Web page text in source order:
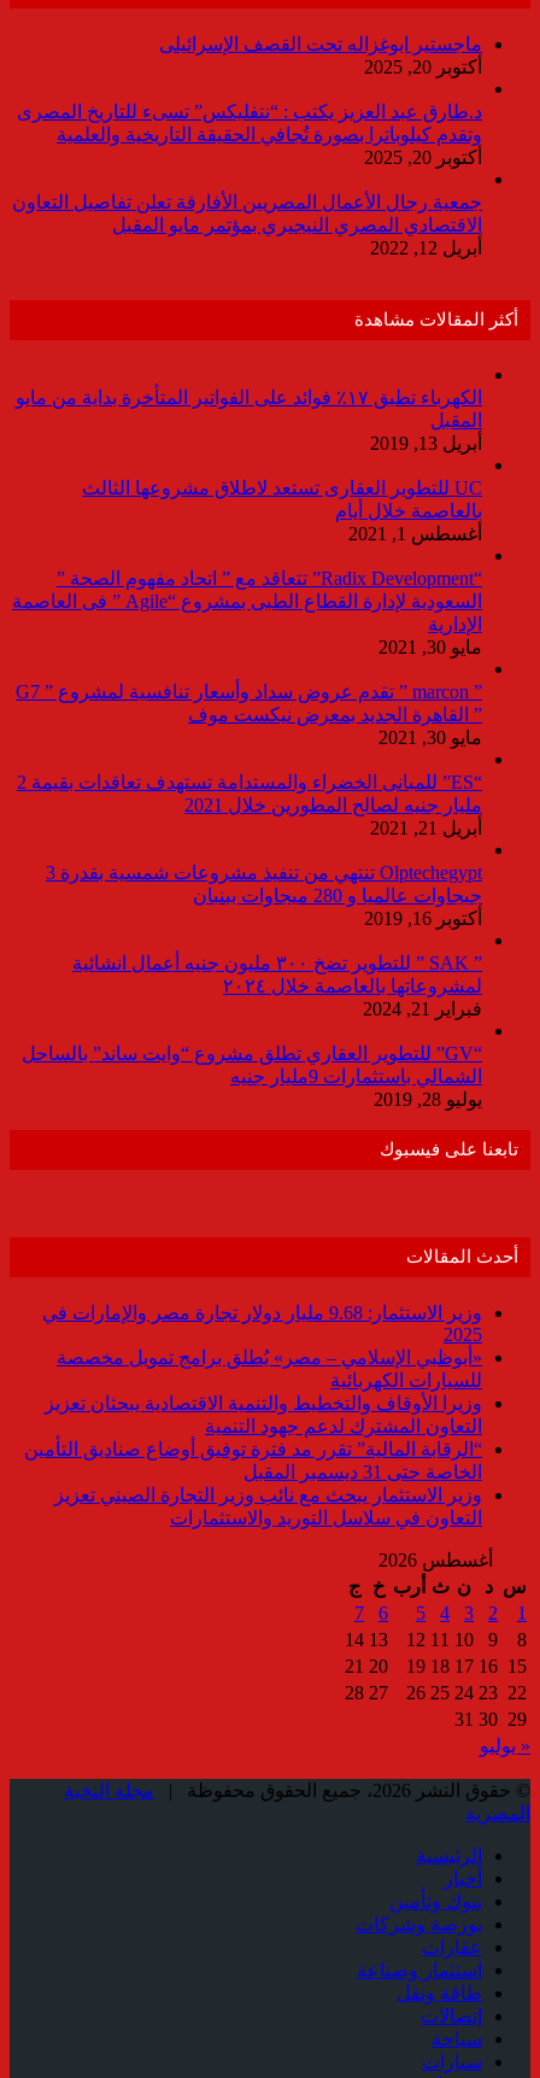
ماجستير ابوغزاله تحت القصف الإسرائيلى
أكتوبر 20, 2025
د.طارق عبد العزيز يكتب : “نتفليكس” تسىء للتاريخ المصرى
وتقدم كيلوباترا بصورة تُجافي الحقيقة التاريخية والعلمية
أكتوبر 20, 2025
جمعية رجال الأعمال المصريين الأفارقة تعلن تفاصيل التعاون
الاقتصادي المصري النيجيري بمؤتمر مايو المقبل
أبريل 12, 2022
أكثر المقالات مشاهدة
الكهرباء تطبق ١٧٪ فوائد على الفواتير المتأخرة بداية من مايو
المقبل
أبريل 13, 2019
UC للتطوير العقارى تستعد لاطلاق مشروعها الثالث
بالعاصمة خلال أيام
أغسطس 1, 2021
“Radix Development” تتعاقد مع ” اتحاد مفهوم الصحة ”
السعودية لإدارة القطاع الطبى بمشروع “Agile ” فى العاصمة
الإدارية
مايو 30, 2021
” marcon ” تقدم عروض سداد وأسعار تنافسية لمشروع ” G7
” القاهرة الجديد بمعرض نيكست موف
مايو 30, 2021
“ES” للمبانى الخضراء والمستدامة تستهدف تعاقدات بقيمة 2
مليار جنيه لصالح المطورين خلال 2021
أبريل 21, 2021
Olptechegypt تنتهي من تنفيذ مشروعات شمسية بقدرة 3
جيجاوات عالميا و 280 ميجاوات ببنبان
أكتوبر 16, 2019
” SAK ” للتطوير تضخ ٣٠٠ مليون جنيه أعمال انشائية
لمشروعاتها بالعاصمة خلال ٢٠٢٤
فبراير 21, 2024
“GV” للتطوير العقاري تطلق مشروع “وايت ساند” بالساحل
الشمالي باستثمارات 9مليار جنيه
يوليو 28, 2019
تابعنا على فيسبوك
أحدث المقالات
وزير الاستثمار: 9.68 مليار دولار تجارة مصر والإمارات في
2025
«أبوظبي الإسلامي – مصر» يُطلق برامج تمويل مخصصة
للسيارات الكهربائية
وزيرا الأوقاف والتخطيط والتنمية الاقتصادية يبحثان تعزيز
التعاون المشترك لدعم جهود التنمية
“الرقابة المالية” تقرر مد فترة توفيق أوضاع صناديق التأمين
الخاصة حتى 31 ديسمبر المقبل
وزير الاستثمار يبحث مع نائب وزير التجارة الصيني تعزيز
التعاون في سلاسل التوريد والاستثمارات
أغسطس 2026
س د ن ث أرب خ
ج
1
2
3
4
5
6
7
8
9
10
11
12
13
14
15
16
17
18
19
20
21
22
23
24
25
26
27
28
29
30
31
« يوليو
© حقوق النشر 2026، جميع الحقوق محفوظة |
مجلة النخبة
المصرية
الرئيسية
أخبار
بنوك وتأمين
بورصة وشركات
عقارات
استثمار وصناعة
طاقة ونقل
إتصالات
سياحة
سيارات